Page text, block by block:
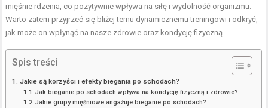
mięśnie rdzenia, co pozytywnie wpływa na siłę i wydolność organizmu.
Warto zatem przyjrzeć się bliżej temu dynamicznemu treningowi i odkryć,
jak może on wpłynąć na nasze zdrowie oraz kondycję fizyczną.
Spis treści
Jakie są korzyści i efekty biegania po schodach?
Jak bieganie po schodach wpływa na kondycję fizyczną i zdrowie?
Jakie grupy mięśniowe angażuje bieganie po schodach?